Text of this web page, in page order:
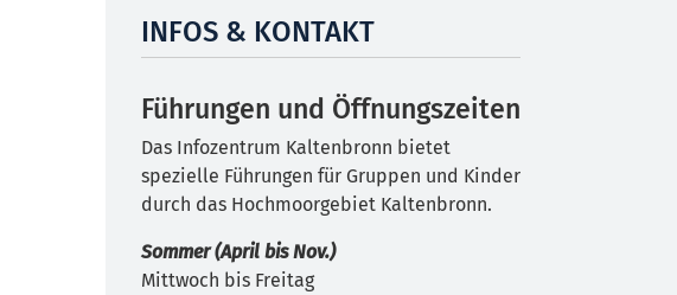
INFOS & KONTAKT
Führungen und Öffnungszeiten
Das Infozentrum Kaltenbronn bietet
spezielle Führungen für Gruppen und Kinder
durch das Hochmoorgebiet Kaltenbronn.
Sommer (April bis Nov.)
Mittwoch bis Freitag